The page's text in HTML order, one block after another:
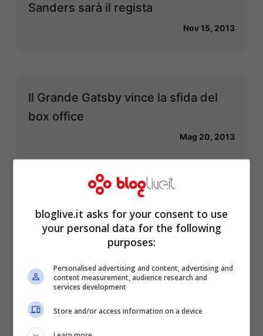
Sanders sarà il regista
Nov 15, 2013
Il Grande Gatsby vince la sfida del
box office
Mag 20, 2013
Il Grande Gatsby, il glamour degli
anni ’20 nel film di Baz Luhrmann
Il Grande Gatsby apre il Festival di
bloglive.it asks for your consent to use
your personal data for the following
purposes:
Personalised advertising and content, advertising and
content measurement, audience research and
services development
Store and/or access information on a device